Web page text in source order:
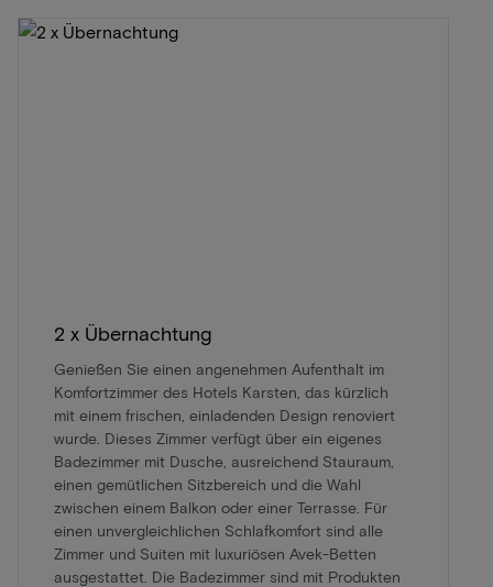
2 x Übernachtung
Genießen Sie einen angenehmen Aufenthalt im
Komfortzimmer des Hotels Karsten, das kürzlich
mit einem frischen, einladenden Design renoviert
wurde. Dieses Zimmer verfügt über ein eigenes
Badezimmer mit Dusche, ausreichend Stauraum,
einen gemütlichen Sitzbereich und die Wahl
zwischen einem Balkon oder einer Terrasse. Für
einen unvergleichlichen Schlafkomfort sind alle
Zimmer und Suiten mit luxuriösen Avek-Betten
ausgestattet. Die Badezimmer sind mit Produkten